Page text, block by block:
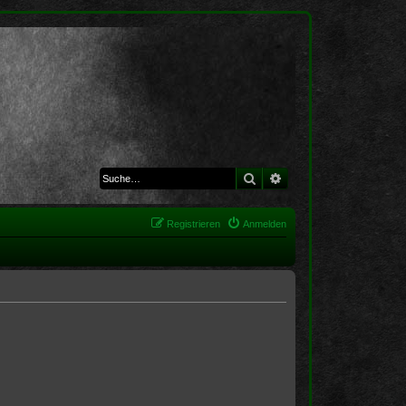
Suche Erweiterte Suche
Anmelden
Registrieren